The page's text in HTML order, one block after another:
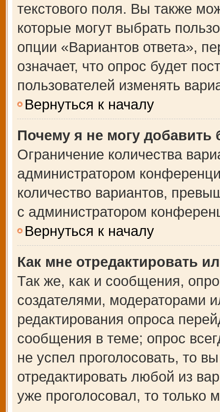
текстового поля. Вы также
которые могут выбрать
опции «Вариантов ответа»,
означает, что опрос будет
пользователей изменять
Вернуться к началу
Почему я не могу добавить
Ограничение количества
администратором
количество вариантов,
с администратором
Вернуться к началу
Как мне отредактировать
Так же, как и сообщения,
создателями, модераторами
редактирования опроса
сообщения в теме; опрос
не успел проголосовать, то
отредактировать любой из
уже проголосовал, то только